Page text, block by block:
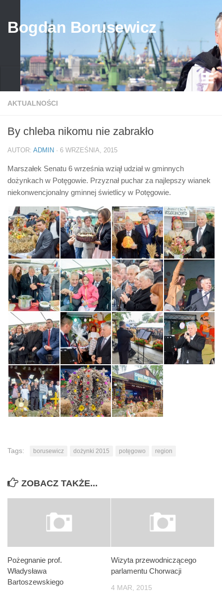
Bogdan Borusewicz
Aktualności
przed 1989
po 1989
Media
Galeria
Życiorys
Biuro Senatorskie
Polecane
Senat
Platforma Obywatelska
Fundacja Jacka Kaczmarskiego
Fundacja Batorego
AKTUALNOŚCI
By chleba nikomu nie zabrakło
AUTOR: ADMIN · 6 WRZEŚNIA, 2015
Marszałek Senatu 6 września wziął udział w gminnych
dożynkach w Potęgowie. Przyznał puchar za najlepszy wianek
niekonwencjonalny gminnej świetlicy w Potęgowie.
Tags: borusewicz dożynki 2015 potęgowo region
ZOBACZ TAKŻE...
Pożegnanie prof.
Władysława
Bartoszewskiego
Wizyta przewodniczącego
parlamentu Chorwacji
4 MAR, 2015